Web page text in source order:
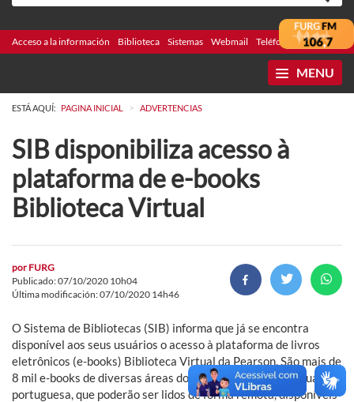
Acceso a la información Biblioteca Sistemas Webmail Teléfonos Licitaciones
MENU
ESTÁ AQUÍ: PAGINA INICIAL > ADVERTENCIAS
SIB disponibiliza acesso à
plataforma de e-books
Biblioteca Virtual
por FURG
Publicado: 07/10/2020 10h04
Última modificación: 07/10/2020 14h46
O Sistema de Bibliotecas (SIB) informa que já se encontra
disponível aos seus usuários o acesso à plataforma de livros
eletrônicos (e-books) Biblioteca Virtual da Pearson. São mais de
8 mil e-books de diversas áreas do conhecimento, em língua
portuguesa, que poderão ser lidos de forma remota, disponíveis